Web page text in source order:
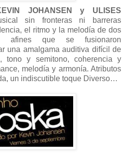
JOHANSEN y ULISES
sin fronteras ni barreras
el ritmo y la melodía de dos
afines que se fusionaron
una amalgama auditiva difícil de
tono y semitono, coherencia y
melodía y armonía. Atributos
un indiscutible toque Diverso…